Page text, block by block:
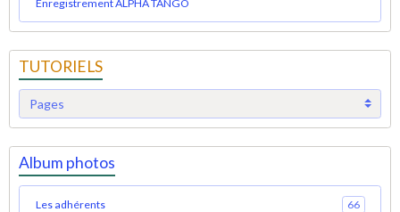
Enregistrement ALPHA TANGO
TUTORIELS
Album photos
Les adhérents 66